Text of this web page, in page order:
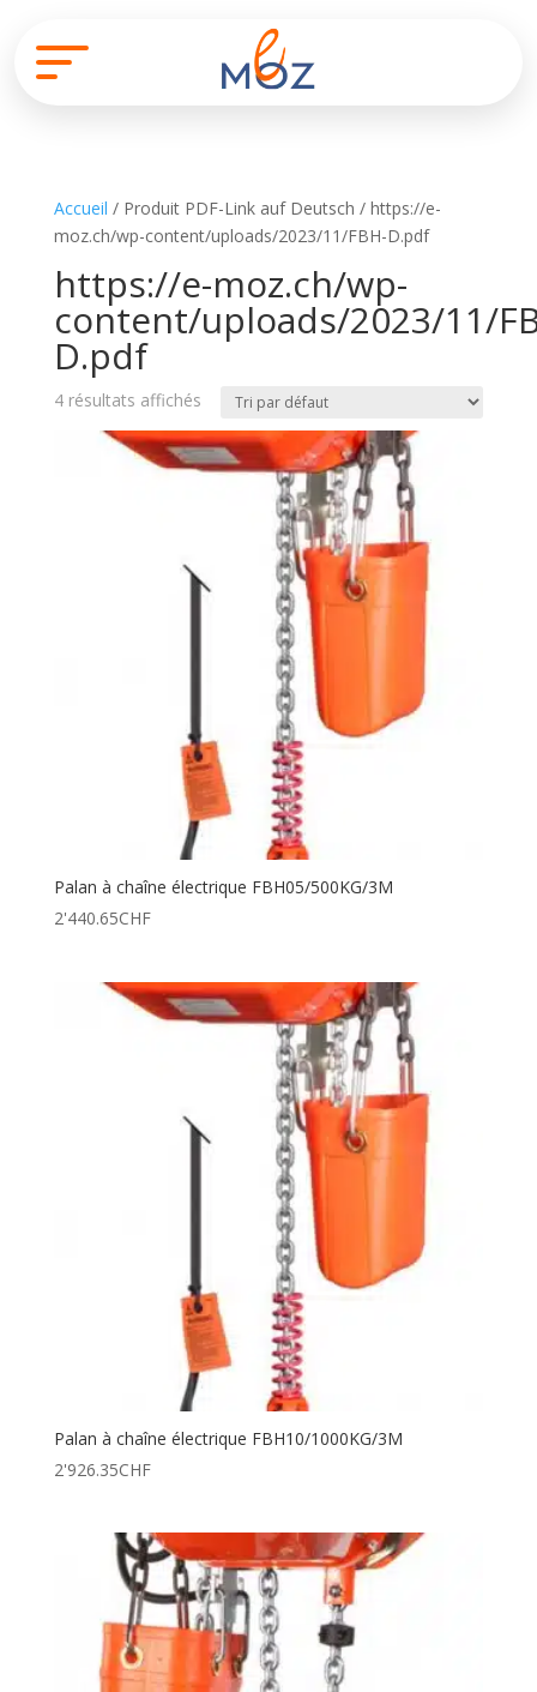
Accueil / Produit PDF-Link auf Deutsch / https://e-
moz.ch/wp-content/uploads/2023/11/FBH-D.pdf
https://e-moz.ch/wp-
content/uploads/2023/11/
D.pdf
4 résultats affichés
Palan à chaîne électrique FBH05/500KG/3M
2'440.65CHF
Palan à chaîne électrique FBH10/1000KG/3M
2'926.35CHF